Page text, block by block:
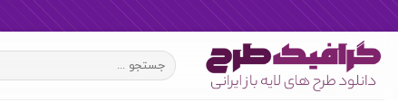
content
جستجو
برای: